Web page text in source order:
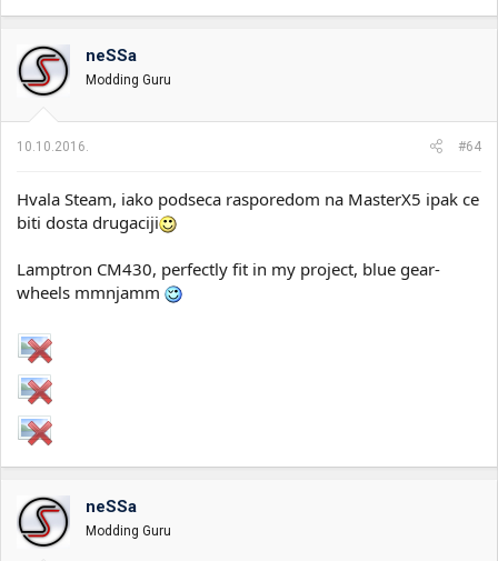
neSSa
Modding Guru
10.10.2016. #64
Hvala Steam, iako podseca rasporedom na MasterX5 ipak ce
biti dosta drugaciji
Lamptron CM430, perfectly fit in my project, blue gear-
wheels mmnjamm
neSSa
Modding Guru